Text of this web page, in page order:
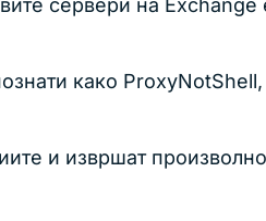
сервери на Exchange
како
и извршат